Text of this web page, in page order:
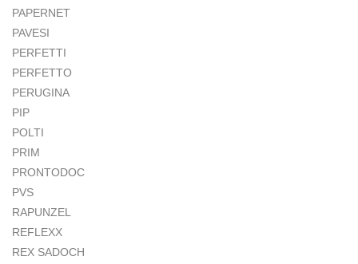
PAPERNET
PAVESI
PERFETTI
PERFETTO
PERUGINA
PIP
POLTI
PRIM
PRONTODOC
PVS
RAPUNZEL
REFLEXX
REX SADOCH